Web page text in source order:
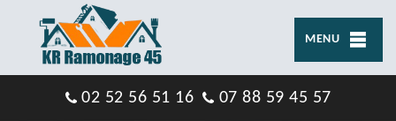
MENU
02 52 56 51 16 07 88 59 45 57